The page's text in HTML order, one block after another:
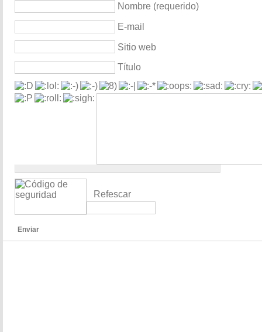
Nombre (requerido)
E-mail
Sitio web
Título
Refescar
Enviar